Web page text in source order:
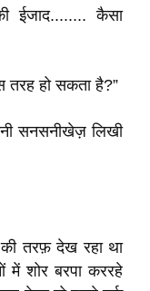
ईजाद........ कैसा
तरह हो सकता है?”
सनसनीखेज़ लिखी
तरफ़ देख रहा था
में शोर बरपा कररहे